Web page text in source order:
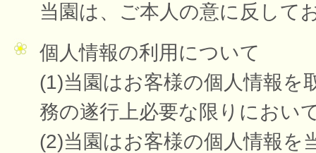
当園は、ご本人の意に反して
個人情報の利用について
(1)当園はお客様の個人情報を
務の遂行上必要な限りにおい
(2)当園はお客様の個人情報を